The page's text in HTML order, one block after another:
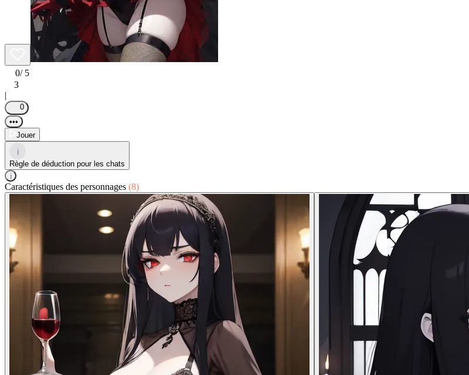
0/ 5
3
|
0
•••
Jouer
i
Règle de déduction pour les chats
i
Caractéristiques des personnages (8)